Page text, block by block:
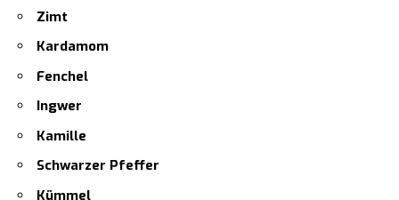
Zimt
Kardamom
Fenchel
Ingwer
Kamille
Schwarzer Pfeffer
Kümmel